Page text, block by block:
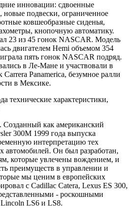
инновации: сдвоенные
новые подвески, ограниченное
ковшеобразные сиденья,
кнопочную автоматику.
23 из 45 гонок NASCAR. Модель
двигателем Hemi объемом 354
пять гонок NASCAR подряд.
в Ле-Мане и участвовали в
Panamerica, безумное ралли
в Мексике.
Созданный как американский
300M 1999 года выпуска
интерпретацию тех
автомобилей. Он был разработан,
которые увлечены вождением, и
преимуществ в управлении и
мы ценим в европейских
с Cadillac Catera, Lexus ES 300,
- роскошными
LS6 и LS8.